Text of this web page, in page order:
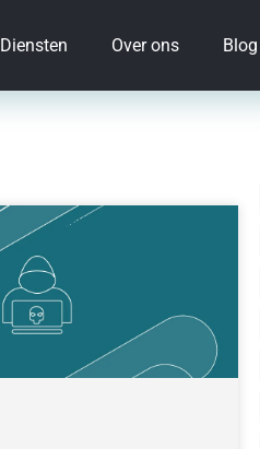
Diensten Over ons Blog